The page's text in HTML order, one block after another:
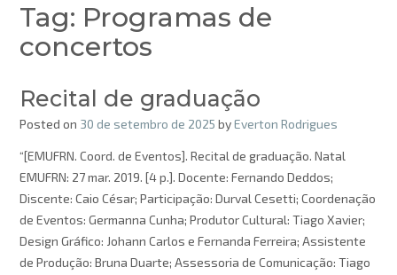
Tag: Programas de
concertos
Recital de graduação
Posted on 30 de setembro de 2025 byEverton Rodrigues
“[EMUFRN. Coord. de Eventos]. Recital de graduação. Natal
EMUFRN: 27 mar. 2019. [4 p.]. Docente: Fernando Deddos;
Discente: Caio César; Participação: Durval Cesetti; Coordenação
de Eventos: Germanna Cunha; Produtor Cultural: Tiago Xavier;
Design Gráfico: Johann Carlos e Fernanda Ferreira; Assistente
de Produção: Bruna Duarte; Assessoria de Comunicação: Tiago